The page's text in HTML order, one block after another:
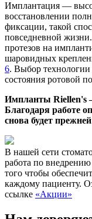
Имплантация —
восстановлении
фиксации, такой
повседневной
протезов на
шаровидных
6. Выбор технологии
состояния ротовой
Импланты Riellen's
Благодаря работе
снова будет
В нашей сети
работа по
того чтобы
каждому пациенту.
ссылке «Акции»